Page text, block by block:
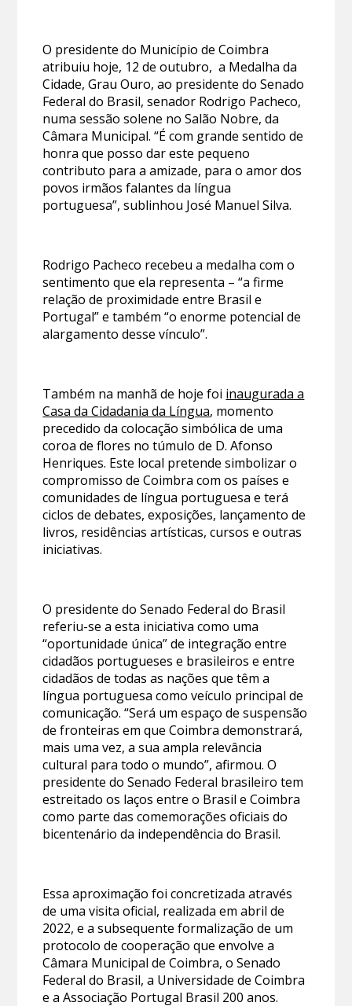
O presidente do Município de Coimbra
atribuiu hoje, 12 de outubro, a Medalha da
Cidade, Grau Ouro, ao presidente do Senado
Federal do Brasil, senador Rodrigo Pacheco,
numa sessão solene no Salão Nobre, da
Câmara Municipal. “É com grande sentido de
honra que posso dar este pequeno
contributo para a amizade, para o amor dos
povos irmãos falantes da língua
portuguesa”, sublinhou José Manuel Silva.
Rodrigo Pacheco recebeu a medalha com o
sentimento que ela representa – “a firme
relação de proximidade entre Brasil e
Portugal” e também “o enorme potencial de
alargamento desse vínculo”.
Também na manhã de hoje foi inaugurada a
Casa da Cidadania da Língua, momento
precedido da colocação simbólica de uma
coroa de flores no túmulo de D. Afonso
Henriques. Este local pretende simbolizar o
compromisso de Coimbra com os países e
comunidades de língua portuguesa e terá
ciclos de debates, exposições, lançamento de
livros, residências artísticas, cursos e outras
iniciativas.
O presidente do Senado Federal do Brasil
referiu-se a esta iniciativa como uma
“oportunidade única” de integração entre
cidadãos portugueses e brasileiros e entre
cidadãos de todas as nações que têm a
língua portuguesa como veículo principal de
comunicação. “Será um espaço de suspensão
de fronteiras em que Coimbra demonstrará,
mais uma vez, a sua ampla relevância
cultural para todo o mundo”, afirmou. O
presidente do Senado Federal brasileiro tem
estreitado os laços entre o Brasil e Coimbra
como parte das comemorações oficiais do
bicentenário da independência do Brasil.
Essa aproximação foi concretizada através
de uma visita oficial, realizada em abril de
2022, e a subsequente formalização de um
protocolo de cooperação que envolve a
Câmara Municipal de Coimbra, o Senado
Federal do Brasil, a Universidade de Coimbra
e a Associação Portugal Brasil 200 anos.